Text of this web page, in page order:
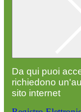
Da qui puoi
richiedono
sito internet